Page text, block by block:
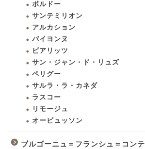
ボルドー
サンテミリオン
アルカション
バイヨンヌ
ビアリッツ
サン・ジャン・ド・リュズ
ペリグー
サルラ・ラ・カネダ
ラスコー
リモージュ
オービュッソン
ブルゴーニュ＝フランシュ＝コンテ